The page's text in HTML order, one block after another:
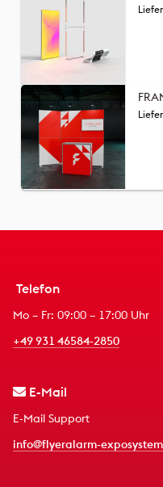
Telefon
Mo – Fr: 09:00 – 17:00 Uhr
+49 931 46584-2850
E-Mail
E-Mail Support
info@flyeralarm-